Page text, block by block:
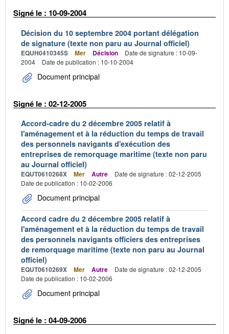
Signé le : 10-09-2004
Décision du 10 septembre 2004 portant délégation
de signature (texte non paru au Journal officiel)
EQUH0410345S Mer Décision
Date de signature : 10-09-
2004
Date de publication : 10-10-2004
Document principal
Signé le : 02-12-2005
Accord-cadre du 2 décembre 2005 relatif à
l'aménagement et à la réduction du temps de travail
des personnels navigants d'exécution des
entreprises de remorquage maritime (texte non paru
au Journal officiel)
EQUT0610268X Mer Autre
Date de signature : 02-12-2005
Date de publication : 10-02-2006
Document principal
Accord cadre du 2 décembre 2005 relatif à
l'aménagement et à la réduction du temps de travail
des personnels navigants officiers des entreprises
de remorquage maritime (texte non paru au Journal
officiel)
EQUT0610269X Mer Autre
Date de signature : 02-12-2005
Date de publication : 10-02-2006
Document principal
Signé le : 04-09-2006